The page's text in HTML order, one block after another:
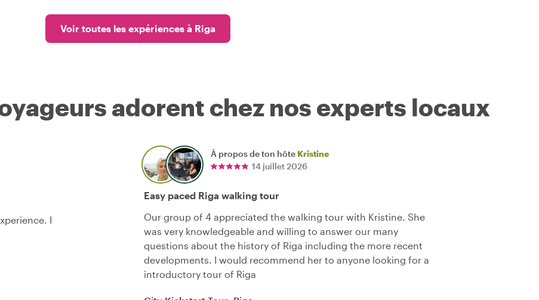
Voir toutes les expériences à Riga
adorent chez nos experts locaux
I
À propos de ton hôte Kristine
14 juillet 2026
Easy paced Riga walking tour
Our group of 4 appreciated the walking tour with Kristine. She
was very knowledgeable and willing to answer our many
questions about the history of Riga including the more recent
developments. I would recommend her to anyone looking for a
introductory tour of Riga